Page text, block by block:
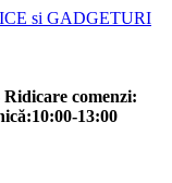
Ridicare comenzi:
13:00